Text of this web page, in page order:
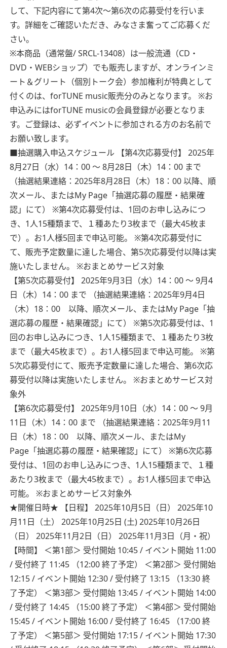
して、下記内容にて第4次～第6次の応募受付を行いま
す。詳細をご確認いただき、みなさま奮ってご応募くだ
さい。
※本商品（通常盤/ SRCL-13408）は一般流通（CD・
DVD・WEBショップ）でも販売しますが、オンラインミ
ート＆グリート（個別トーク会）参加権利が特典として
付くのは、forTUNE music販売分のみとなります。
※お
申込みにはforTUNE musicの会員登録が必要となりま
す。ご登録は、必ずイベントに参加される方のお名前で
お願い致します。
■抽選購入申込スケジュール 【第4次応募受付】 2025年
8月27日（水）14：00 ～ 8月28日（木）14：00 まで
（抽選結果連絡：2025年8月28日（木）18：00 以降、順
次メール、またはMy Page「抽選応募の履歴・結果確
認」にて）
※第4次応募受付は、1回のお申し込みにつ
き、1人15種類まで、１種あたり3枚まで（最大45枚ま
で）。お1人様5回まで申込可能。
※第4次応募受付に
て、販売予定数量に達した場合、第5次応募受付以降は実
施いたしません。
※おまとめサービス対象
【第5次応募受付】 2025年9月3日（水）14：00 ～ 9月4
日（木）14：00 まで （抽選結果連絡：2025年9月4日
（木）18：00 以降、順次メール、またはMy Page「抽
選応募の履歴・結果確認」にて）
※第5次応募受付は、1
回のお申し込みにつき、1人15種類まで、１種あたり3枚
まで（最大45枚まで）。お1人様5回まで申込可能。
※第
5次応募受付にて、販売予定数量に達した場合、第6次応
募受付以降は実施いたしません。
※おまとめサービス対
象外
【第6次応募受付】 2025年9月10日（水）14：00 ～ 9月
11日（木）14：00 まで （抽選結果連絡：2025年9月11
日（木）18：00 以降、順次メール、またはMy
Page「抽選応募の履歴・結果確認」にて）
※第6次応募
受付は、1回のお申し込みにつき、1人15種類まで、１種
あたり3枚まで（最大45枚まで）。お1人様5回まで申込
可能。
※おまとめサービス対象外
★開催日時★ 【日程】 2025年10月5日（日）
2025年10
月11日（土）
2025年10月25日 (土)2025年10月26日
（日）
2025年11月2日（日）
2025年11月3日（月・祝）
【時間】
＜第1部＞ 受付開始 10:45 / イベント開始 11:00
/ 受付終了 11:45 （12:00 終了予定）
＜第2部＞ 受付開始
12:15 / イベント開始 12:30 / 受付終了 13:15 （13:30 終
了予定）
＜第3部＞ 受付開始 13:45 / イベント開始 14:00
/ 受付終了 14:45 （15:00 終了予定）
＜第4部＞ 受付開始
15:45 / イベント開始 16:00 / 受付終了 16:45 （17:00 終
了予定）
＜第5部＞ 受付開始 17:15 / イベント開始 17:30